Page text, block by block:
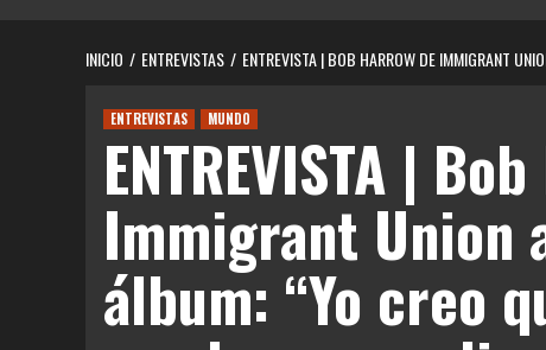
INICIO ENTREVISTAS ENTREVISTA | BOB HARROW DE IMMIGRANT
ENTREVISTAS MUNDO
ENTREVISTA |
Immigrant Union
álbum: “Yo creo